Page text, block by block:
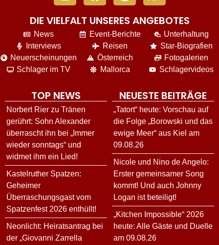
DIE VIELFALT UNSERES ANGEBOTES
News
Interviews
Neuerscheinungen
Schlager im TV
Event-Berichte
Reisen
Österreich
Mallorca
Unterhaltung
Star-Biografien
Fotogalerien
Schlagervideos
TOP NEWS
Norbert Rier zu Tränen
gerührt: Sohn Alexander
überrascht ihn bei „Immer
wieder sonntags“ und
widmet ihm ein Lied!
Kastelruther Spatzen:
Geheimer
Überraschungsgast vom
Spatzenfest 2026 enthüllt!
Neonlicht: Heiratsantrag bei
der „Giovanni Zarrella
NEUESTE BEITRÄGE
„Tatort“ heute: Vorschau auf
die Folge „Borowski und das
ewige Meer“ aus Kiel am
09.08.26
Nicole und Nino de Angelo:
Erster gemeinsamer Song
kommt! Und auch Johnny
Logan ist beteiligt!
„Kitchen Impossible“ 2026
heute: Alle Gäste und Duelle
am 09.08.26